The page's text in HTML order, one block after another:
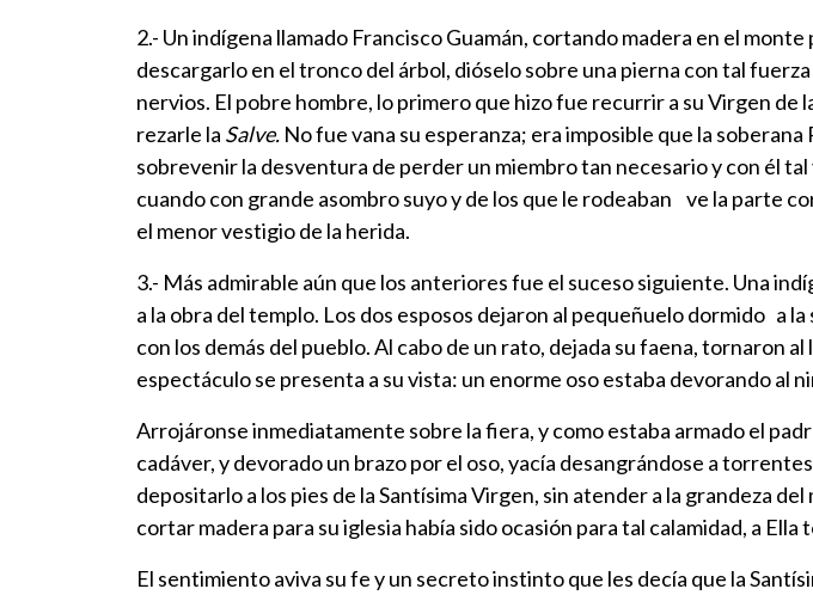
2.- Un indígena llamado Francisco Guamán, cortando madera en el
descargarlo en el tronco del árbol, dióselo sobre una pierna con tal
nervios. El pobre hombre, lo primero que hizo fue recurrir a su Virgen de
rezarle la Salve. No fue vana su esperanza; era imposible que la
sobrevenir la desventura de perder un miembro tan necesario y con él
cuando con grande asombro suyo y de los que le rodeaban ve la parte
el menor vestigio de la herida.
3.- Más admirable aún que los anteriores fue el suceso siguiente. Una
a la obra del templo. Los dos esposos dejaron al pequeñuelo dormido a
con los demás del pueblo. Al cabo de un rato, dejada su faena, tornaron
espectáculo se presenta a su vista: un enorme oso estaba devorando al
Arrojáronse inmediatamente sobre la fiera, y como estaba armado el
cadáver, y devorado un brazo por el oso, yacía desangrándose a
depositarlo a los pies de la Santísima Virgen, sin atender a la grandeza
cortar madera para su iglesia había sido ocasión para tal calamidad, a
El sentimiento aviva su fe y un secreto instinto que les decía que la